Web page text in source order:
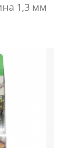
1,3 мм